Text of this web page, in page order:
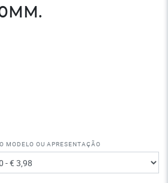
modelo ou apresentação